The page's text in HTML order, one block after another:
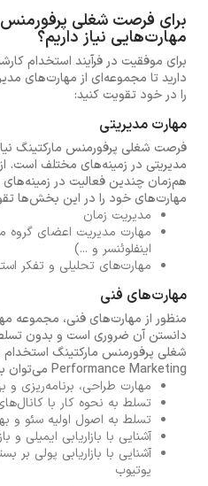
برای فرصت شغلی پرفورمنس
مهارت‌هایی نیاز داریم؟
برای موفقیت در فرآیند استخدام
دارید تا مجموعه‌ای از مهارت‌های
را در خود تقویت کنید:
مهارت مدیریتی
فرصت شغلی پرفورمنس مارکتینگ
مدیریتی در زمینه‌های مختلف است.
هم‌زمان چندین فعالیت در زمینه‌های
مهارت‌های خود را در این بخش‌ها
مدیریت زمان
مهارت مدیریت اعضای گروه
اینفلوئنسر و ...)
مهارت‌های تحلیلی و تفکر
مهارت‌های فنی
منظور از مهارت‌های فنی،
دانستن آن ضروری است و بدون
شغلی پرفورمنس مارکتینگ
Performance Marketing می‌توان به این موارد اشاره کرد:
مهارت طراحی، برنامه‌ریزی و
تسلط به نحوه کار با
تسلط به اصول اولیه سئو و
آشنایی با بازاریابی ایمیلی و
یوتیوب